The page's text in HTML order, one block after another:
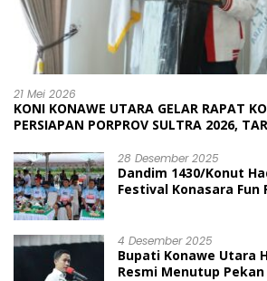
21 Mei 2026
KONI KONAWE UTARA GELAR RAPAT
PERSIAPAN PORPROV SULTRA 2026,
28 Desember 2025
Dandim 1430/Konut
Festival Konasara Fun
4 Desember 2025
Bupati Konawe Utara
Resmi Menutup